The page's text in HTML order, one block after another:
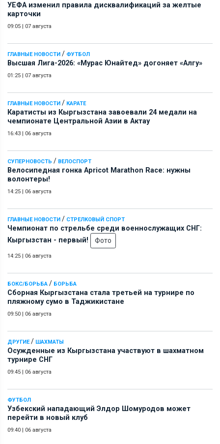
УЕФА изменил правила дисквалификаций за желтые
карточки
09:05 | 07 августа
ГЛАВНЫЕ НОВОСТИ / ФУТБОЛ
Высшая Лига-2026: «Мурас Юнайтед» догоняет «Алгу»
01:25 | 07 августа
ГЛАВНЫЕ НОВОСТИ / КАРАТЕ
Каратисты из Кыргызстана завоевали 24 медали на
чемпионате Центральной Азии в Актау
16:43 | 06 августа
СУПЕРНОВОСТЬ / ВЕЛОСПОРТ
Велосипедная гонка Apricot Marathon Race: нужны
волонтеры!
14:25 | 06 августа
ГЛАВНЫЕ НОВОСТИ / СТРЕЛКОВЫЙ СПОРТ
Чемпионат по стрельбе среди военнослужащих СНГ:
Кыргызстан - первый!
Фото
14:25 | 06 августа
БОКС/БОРЬБА / БОРЬБА
Сборная Кыргызстана стала третьей на турнире по
пляжному сумо в Таджикистане
09:50 | 06 августа
ДРУГИЕ/ ШАХМАТЫ
Осужденные из Кыргызстана участвуют в шахматном
турнире СНГ
09:45 | 06 августа
ФУТБОЛ
Узбекский нападающий Элдор Шомуродов может
перейти в новый клуб
09:40 | 06 августа